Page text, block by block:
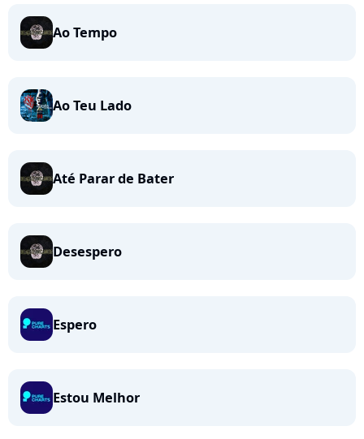
Ao Tempo
Ao Teu Lado
Até Parar de Bater
Desespero
Espero
Estou Melhor